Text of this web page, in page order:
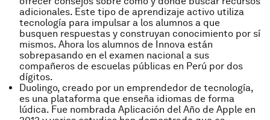
adicionales. Este tipo de aprendizaje activo utiliza
tecnología para impulsar a los alumnos a que
busquen respuestas y construyan conocimiento por sí
mismos. Ahora los alumnos de Innova están
sobrepasando en el examen nacional a sus
compañeros de escuelas públicas en Perú por dos
dígitos.
Duolingo, creado por un emprendedor de tecnología,
es una plataforma que enseña idiomas de forma
lúdica. Fue nombrada Aplicación del Año de Apple en